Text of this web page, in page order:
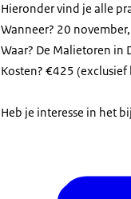
Hieronder vind je alle
Wanneer? 20
Waar? De Malietoren in
Kosten? €425
Heb je interesse in het